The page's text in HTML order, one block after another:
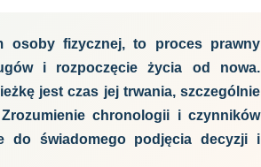
osoby fizycznej, to proces prawny
i rozpoczęcie życia od nowa.
jest czas jej trwania, szczególnie
chronologii i czynników
do świadomego podjęcia decyzji i